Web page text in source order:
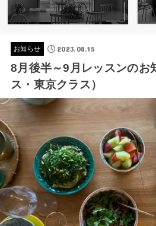
お知らせ 2023.08.15
8月後半～9月レッスンのお
ス・東京クラス）